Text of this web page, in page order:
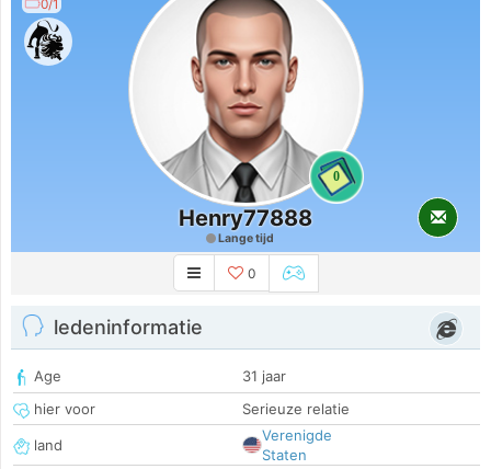
0/1
0
Henry77888
Lange tijd
0
ledeninformatie
Age
31 jaar
hier voor
Serieuze relatie
land
Verenigde
Staten